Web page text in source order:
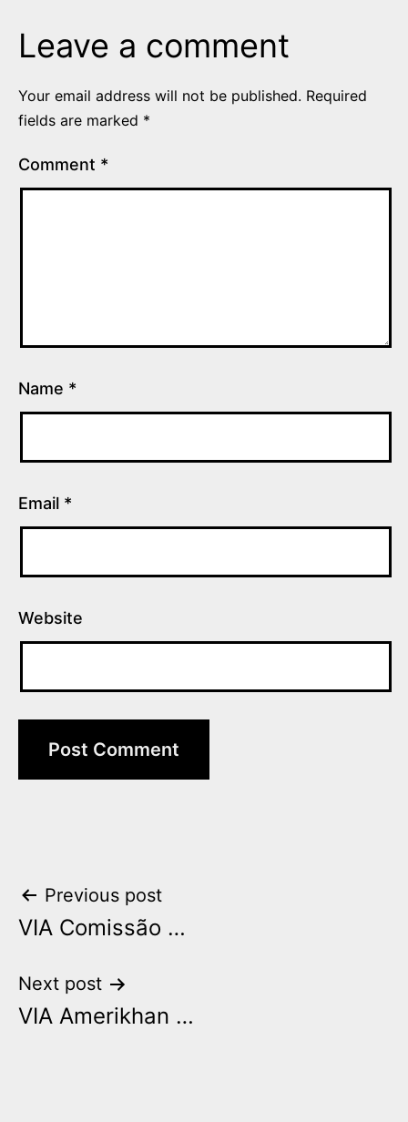
Leave a comment
Your email address will not be published. Required
fields are marked *
Comment *
Name *
Email *
Website
Post
navigation
Previous post
VIA Comissão …
Next post
VIA Amerikhan …